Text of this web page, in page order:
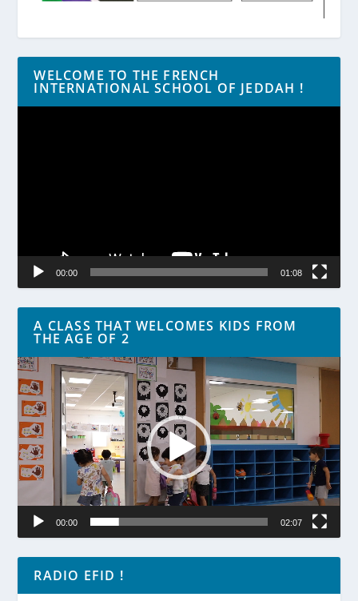
WELCOME TO THE FRENCH
INTERNATIONAL SCHOOL OF JEDDAH !
Lecteur
00:00 01:08
A CLASS THAT WELCOMES KIDS FROM
THE AGE OF 2
Lecteur
vidéo
00:00 02:07
RADIO EFID !